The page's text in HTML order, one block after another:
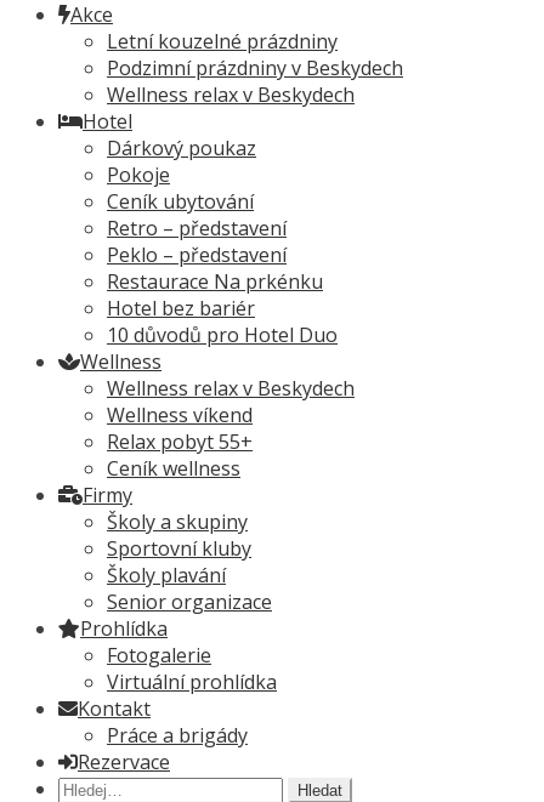
Akce
Letní kouzelné prázdniny
Podzimní prázdniny v Beskydech
Wellness relax v Beskydech
Hotel
Dárkový poukaz
Pokoje
Ceník ubytování
Retro – představení
Peklo – představení
Restaurace Na prkénku
Hotel bez bariér
10 důvodů pro Hotel Duo
Wellness
Wellness relax v Beskydech
Wellness víkend
Relax pobyt 55+
Ceník wellness
Firmy
Školy a skupiny
Sportovní kluby
Školy plavání
Senior organizace
Prohlídka
Fotogalerie
Virtuální prohlídka
Kontakt
Práce a brigády
Rezervace
Hledat: